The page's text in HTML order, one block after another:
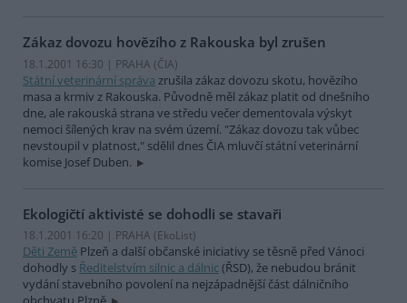
Zákaz dovozu hovězího z Rakouska byl zrušen
18.1.2001 16:30 | PRAHA (ČIA)
Státní veterinární správa zrušila zákaz dovozu skotu, hovězího
masa a krmiv z Rakouska. Původně měl zákaz platit od dnešního
dne, ale rakouská strana ve středu večer dementovala výskyt
nemoci šílených krav na svém území. "Zákaz dovozu tak vůbec
nevstoupil v platnost," sdělil dnes ČIA mluvčí státní veterinární
komise Josef Duben.
Ekologičtí aktivisté se dohodli se stavaři
18.1.2001 16:20 | PRAHA (EkoList)
Děti Země Plzeň a další občanské iniciativy se těsně před Vánoci
dohodly s Ředitelstvím silnic a dálnic(ŘSD), že nebudou bránit
vydání stavebního povolení na nejzápadnější část dálničního